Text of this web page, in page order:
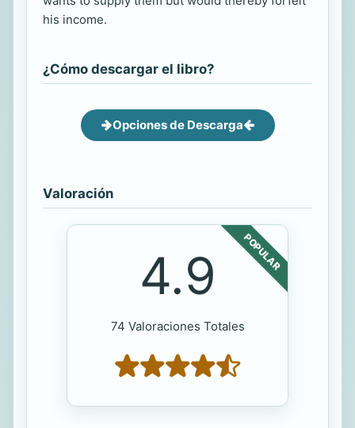
his income.
¿Cómo descargar el libro?
Opciones de Descarga
Valoración
POPULAR
4.9
74 Valoraciones Totales